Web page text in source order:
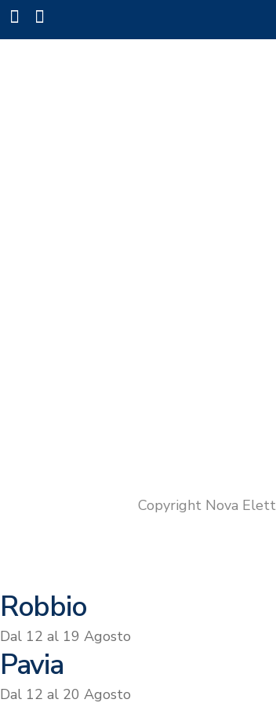
Copyright Nova
Robbio
Dal 12 al 19 Agosto
Pavia
Dal 12 al 20 Agosto